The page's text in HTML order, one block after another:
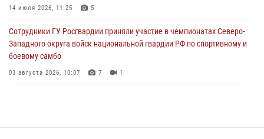
Ленобласти
14 июля 2026, 11:25 5
Сотрудники ГУ Росгвардии приняли участие в чемпионатах Северо-
Западного округа войск национальной гвардии РФ по спортивному и
боевому самбо
03 августа 2026, 10:07 7 1